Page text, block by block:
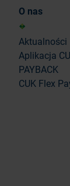
O nas
Aktualności
Aplikacja
PAYBACK
CUK Flex